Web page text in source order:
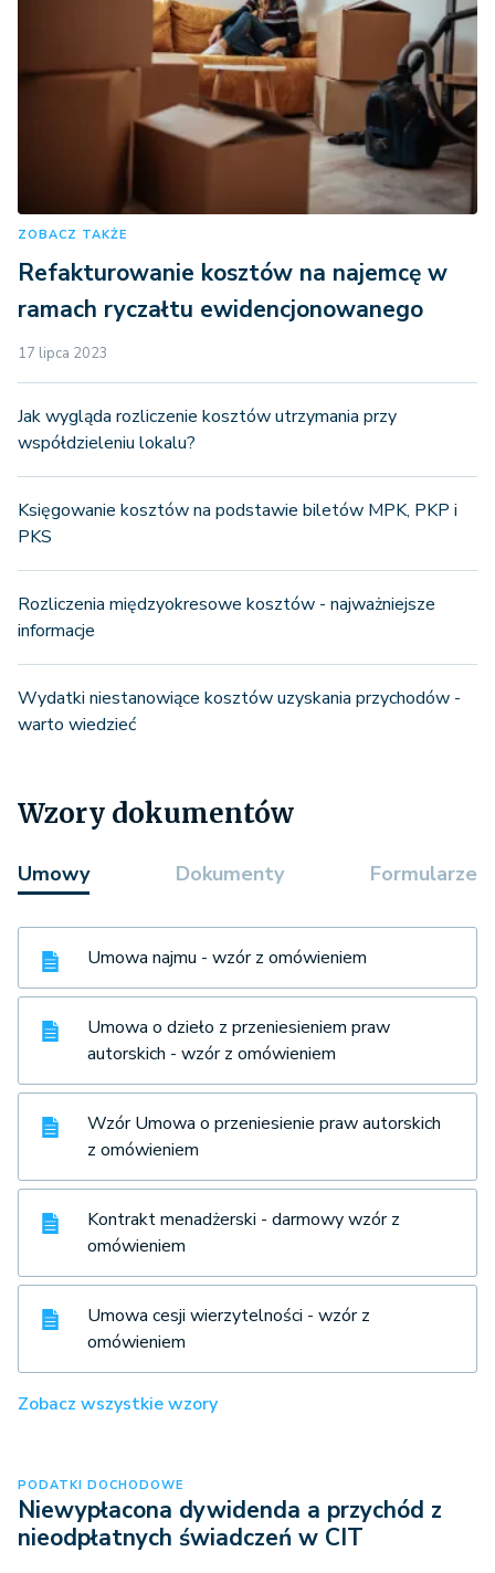
ZOBACZ TAKŻE
Refakturowanie kosztów na najemcę w
ramach ryczałtu ewidencjonowanego
17 lipca 2023
Jak wygląda rozliczenie kosztów utrzymania przy
współdzieleniu lokalu?
Księgowanie kosztów na podstawie biletów MPK, PKP i
PKS
Rozliczenia międzyokresowe kosztów - najważniejsze
informacje
Wydatki niestanowiące kosztów uzyskania przychodów -
warto wiedzieć
Wzory dokumentów
Umowy Dokumenty Formularze
Umowa najmu - wzór z omówieniem
Umowa o dzieło z przeniesieniem praw
autorskich - wzór z omówieniem
Wzór Umowa o przeniesienie praw autorskich
z omówieniem
Kontrakt menadżerski - darmowy wzór z
omówieniem
Umowa cesji wierzytelności - wzór z
omówieniem
Zobacz wszystkie wzory
PODATKI DOCHODOWE
Niewypłacona dywidenda a przychód z
nieodpłatnych świadczeń w CIT